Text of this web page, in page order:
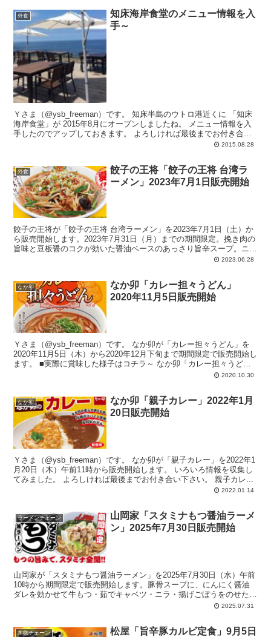
外食
知床海岸食堂のメニュー情報を入
手～
Ｙさま（@ysb_freeman）です。 知床半島のウトロ港近くに 「知床
海岸食堂」が 2015年8月にオープンしましたね。 メニュー情報を入
手したのでアップしておきます。 よろしければ最後までお付き合い
2015.08.28
外食
餃子の王将「餃子の王将 台湾ラ
ーメン」2023年7月1日販売開始
餃子の王将が「餃子の王将 台湾ラーメン」を2023年7月1日（土）か
ら販売開始します。2023年7月31日（月）までの期間限定。挽き肉の
旨味と豆板醤のコクが効いた醤油ベースのあっさり旨辛スープ。ニ
2023.06.28
なか卯
なか卯「カレー担々うどん」
2020年11月5日販売開始
Ｙさま（@ysb_freeman）です。 なか卯が「カレー担々うどん」を
2020年11月5日（木）から2020年12月下旬まで期間限定で販売開始し
ます。 ■実際に賞味した様子はコチラ～ なか卯「カレー担々うど
2020.10.30
なか卯
なか卯「親子カレー」2022年1月
20日販売開始
Ｙさま（@ysb_freeman）です。 なか卯が「親子カレー」を2022年1
月20日（木）午前11時から販売開始します。 いろいろ情報を収集し
てみました。 よろしければ最後までお付き合い下さい。 親子カレ...
2022.01.14
ラーメンチェーン
山岡家「スタミナもつ醤油ラーメ
ン」2025年7月30日販売開始
山岡家が「スタミナもつ醤油ラーメン」を2025年7月30日（水）午前
10時から期間限定で販売開始します。豚骨スープに、にんにく醤油
ダレを効かせて牛もつ・茹でキャベツ・ニラ・揚げごぼうをのせた、
博多もつ鍋風、食べ応えのある一杯。お得な半ライスセットとTKG
2025.07.31
丼物チェーン
松屋「旨辛豚カルビ定食」9月5日